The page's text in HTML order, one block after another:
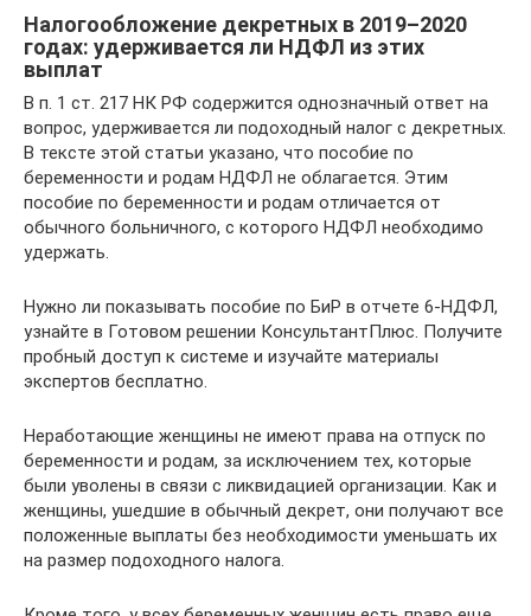
Налогообложение декретных в 2019–2020
годах: удерживается ли НДФЛ из этих
выплат
В п. 1 ст. 217 НК РФ содержится однозначный ответ на
вопрос, удерживается ли подоходный налог с декретных.
В тексте этой статьи указано, что пособие по
беременности и родам НДФЛ не облагается. Этим
пособие по беременности и родам отличается от
обычного больничного, с которого НДФЛ необходимо
удержать.
Нужно ли показывать пособие по БиР в отчете 6-НДФЛ,
узнайте в Готовом решении КонсультантПлюс. Получите
пробный доступ к системе и изучайте материалы
экспертов бесплатно.
Неработающие женщины не имеют права на отпуск по
беременности и родам, за исключением тех, которые
были уволены в связи с ликвидацией организации. Как и
женщины, ушедшие в обычный декрет, они получают все
положенные выплаты без необходимости уменьшать их
на размер подоходного налога.